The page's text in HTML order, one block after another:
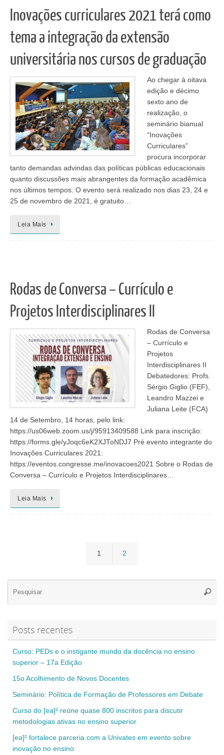
Inovações curriculares 2021 terá como
tema a integração da extensão
universitária nos cursos de graduação
Ao chegar à oitava
edição e décimo
sexto ano de
realização, o
seminário bianual
“Inovações
Curriculares”
procura incorporar
tanto demandas advindas das políticas públicas educacionais
quanto discussões mais abrangentes da formação acadêmica
nos últimos tempos. O evento será realizado nos dias 23, 24 e
25 de novembro de 2021, é gratuito…
Leia Mais
Rodas de Conversa – Currículo e
Projetos Interdisciplinares II
Rodas de Conversa
– Currículo e
Projetos
Interdisciplinares II
Debatedores: Profs.
Sérgio Giglio (FEF),
Leandro Mazzei e
Juliana Leite (FCA)
14 de Setembro, 14 horas, pelo link:
https://us06web.zoom.us/j/95913409588 Link para inscrição:
https://forms.gle/yJoqc6eK2XJToNDJ7 Pré evento integrante do
Inovações Curriculares 2021:
https://eventos.congresse.me/inovacoes2021 Sobre o Rodas de
Conversa – Currículo e Projetos Interdisciplinares…
Leia Mais
1 2
Posts recentes
Curso: PEDs e o instigante mundo da docência no ensino
superior – 17a Edição
15o Acolhimento de Novos Docentes
Seminário: Política de Formação de Professores em Debate
Curso do [ea]² reúne quase 800 inscritos para discutir
metodologias ativas no ensino superior
[ea]² fortalece parceria com a Univates em evento sobre
inovação no ensino